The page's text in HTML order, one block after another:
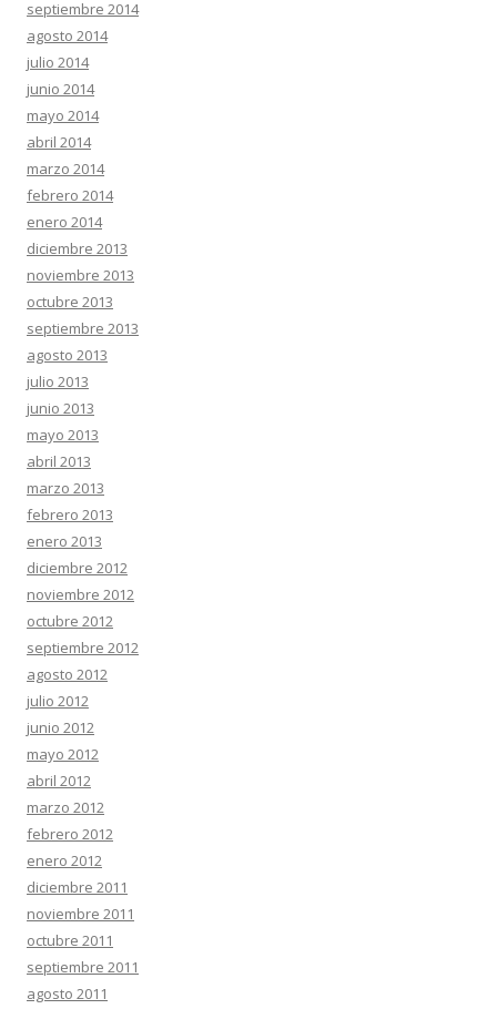
septiembre 2014
agosto 2014
julio 2014
junio 2014
mayo 2014
abril 2014
marzo 2014
febrero 2014
enero 2014
diciembre 2013
noviembre 2013
octubre 2013
septiembre 2013
agosto 2013
julio 2013
junio 2013
mayo 2013
abril 2013
marzo 2013
febrero 2013
enero 2013
diciembre 2012
noviembre 2012
octubre 2012
septiembre 2012
agosto 2012
julio 2012
junio 2012
mayo 2012
abril 2012
marzo 2012
febrero 2012
enero 2012
diciembre 2011
noviembre 2011
octubre 2011
septiembre 2011
agosto 2011